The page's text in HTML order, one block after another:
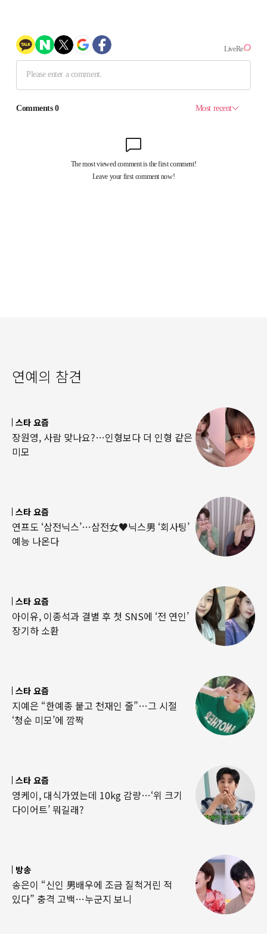
연예의 참견
스타 요즘
장원영, 사람 맞나요?…인형보다 더 인형 같은
미모
스타 요즘
연프도 ‘삼전닉스’…삼전女♥닉스男 ‘회사팅’
예능 나온다
스타 요즘
아이유, 이종석과 결별 후 첫 SNS에 ‘전 연인’
장기하 소환
스타 요즘
지예은 “한예종 붙고 천재인 줄”…그 시절
‘청순 미모’에 깜짝
스타 요즘
영케이, 대식가였는데 10kg 감량…‘위 크기
다이어트’ 뭐길래?
방송
송은이 “신인 男배우에 조금 질척거린 적
있다” 충격 고백…누군지 보니